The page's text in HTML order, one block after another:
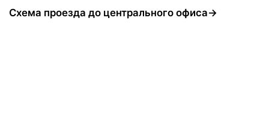
Схема проезда до центрального офиса→